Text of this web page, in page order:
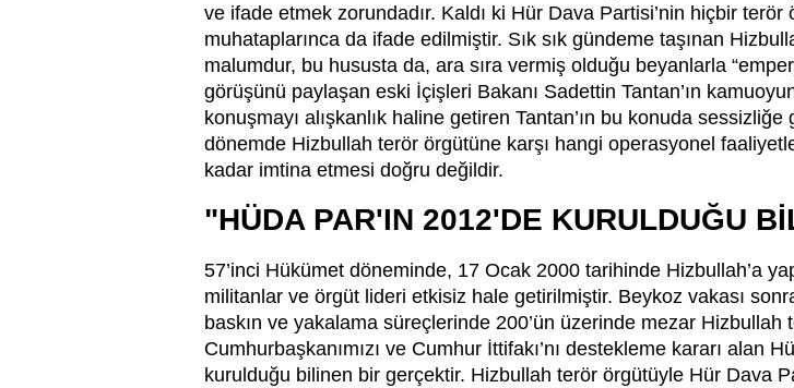
ve ifade etmek zorundadır. Kaldı ki Hür Dava Partisi’nin hiçbir terör
muhataplarınca da ifade edilmiştir. Sık sık gündeme taşınan
malumdur, bu hususta da, ara sıra vermiş olduğu beyanlarla
görüşünü paylaşan eski İçişleri Bakanı Sadettin Tantan’ın
konuşmayı alışkanlık haline getiren Tantan’ın bu konuda
dönemde Hizbullah terör örgütüne karşı hangi operasyonel
kadar imtina etmesi doğru değildir.
"HÜDA PAR'IN 2012'DE KURULDUĞU
57’inci Hükümet döneminde, 17 Ocak 2000 tarihinde Hizbullah’a
militanlar ve örgüt lideri etkisiz hale getirilmiştir. Beykoz vakası
baskın ve yakalama süreçlerinde 200’ün üzerinde mezar
Cumhurbaşkanımızı ve Cumhur İttifakı’nı destekleme kararı alan
kurulduğu bilinen bir gerçektir. Hizbullah terör örgütüyle Hür Dava